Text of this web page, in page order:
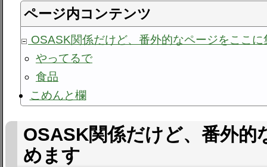
ページ内コンテンツ
OSASK関係だけど、番外的なページをここに
やってるで
食品
こめんと欄
OSASK関係だけど、番外的
めます